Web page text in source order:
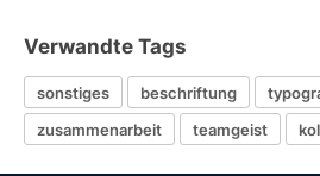
Verwandte Tags
sonstiges beschriftung
zusammenarbeit
teamgeist